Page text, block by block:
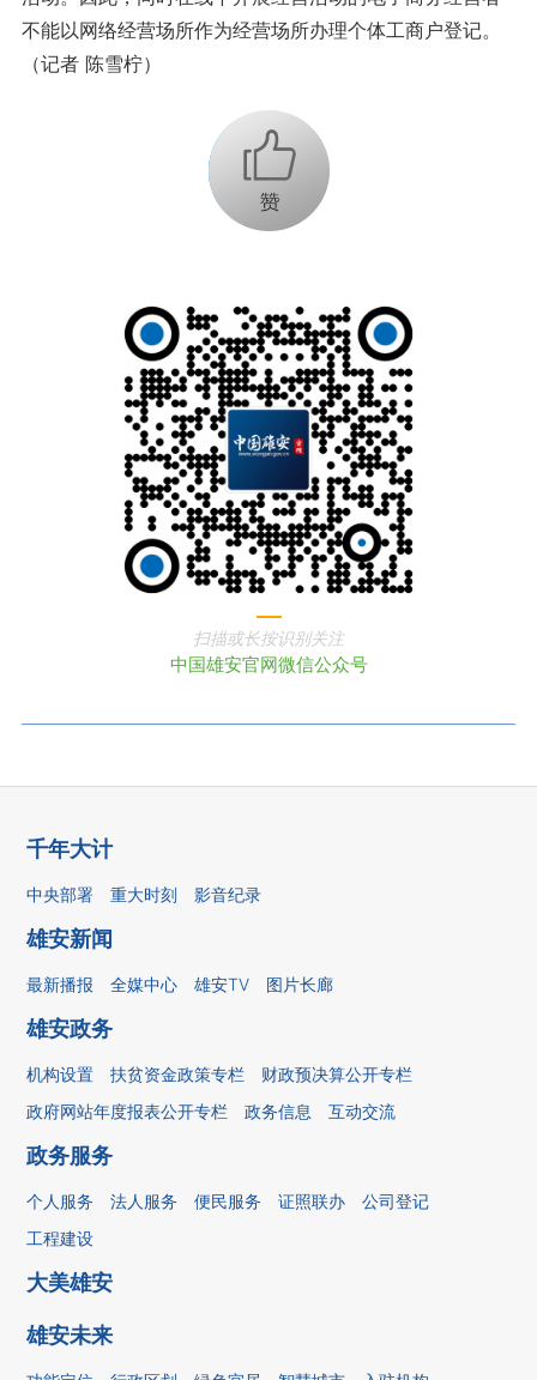
不能以网络经营场所作为经营场所办理个体工商户登记。
（记者 陈雪柠）
+1
扫描或长按识别关注
中国雄安官网微信公众号
千年大计
中央部署 重大时刻 影音纪录
雄安新闻
最新播报 全媒中心 雄安TV 图片长廊
雄安政务
机构设置 扶贫资金政策专栏
财政预决算公开专栏
政府网站年度报表公开专栏
政务信息 互动交流
政务服务
个人服务 法人服务 便民服务 证照联办
公司登记
工程建设
大美雄安
雄安未来